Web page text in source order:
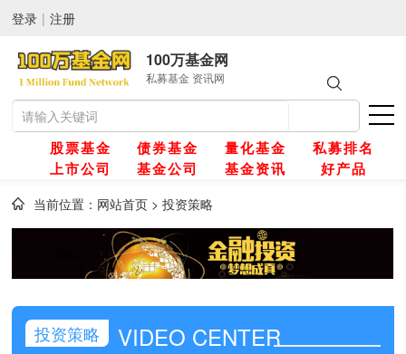
登录 | 注册
100万基金网
私募基金 资讯网
股票基金 债券基金 量化基金
私募排名
上市公司
基金公司 基金资讯 好产品
当前位置： 网站首页 >投资策略
投资策略 VIDEO CENTER